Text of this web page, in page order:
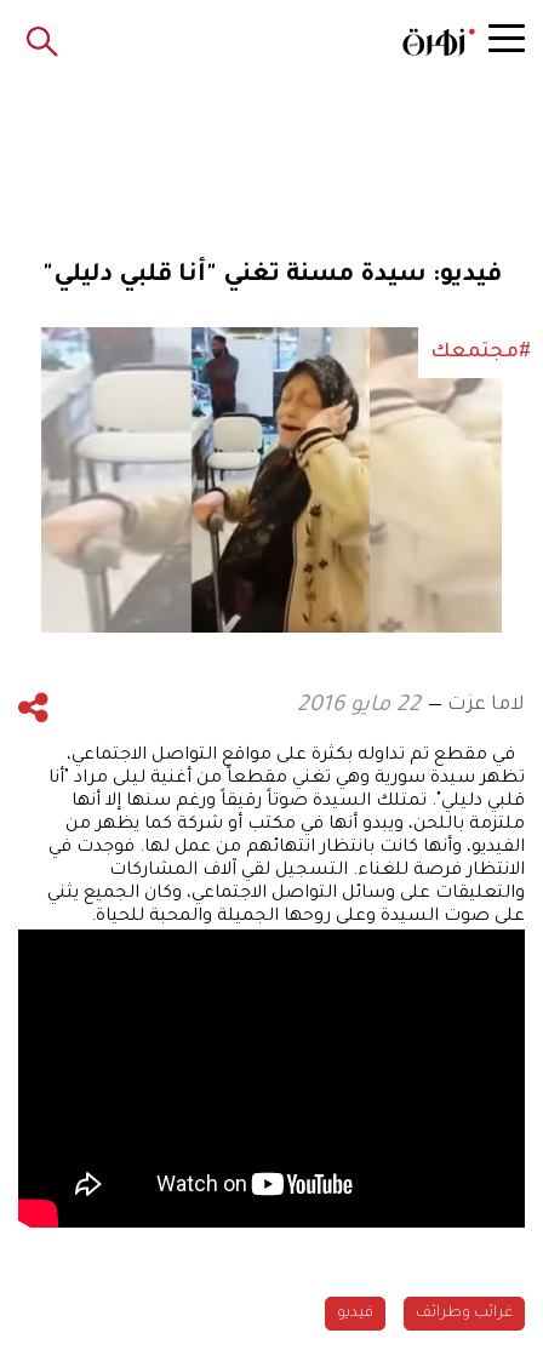
فيديو: سيدة مسنة تغني "أنا قلبي دليلي"
#مجتمعك
لاما عزت 22 مايو 2016
في مقطع تم تداوله بكثرة على مواقع التواصل الاجتماعي،
تظهر سيدة سورية وهي تغني مقطعاً من أغنية ليلى مراد "أنا
قلبي دليلي". تمتلك السيدة صوتاً رقيقاً ورغم سنها إلا أنها
ملتزمة باللحن، ويبدو أنها في مكتب أو شركة كما يظهر من
الفيديو، وأنها كانت بانتظار انتهائهم من عمل لها. فوجدت في
الانتظار فرصة للغناء. التسجيل لقي آلاف المشاركات
والتعليقات على وسائل التواصل الاجتماعي، وكان الجميع يثني
على صوت السيدة وعلى روحها الجميلة والمحبة للحياة.
غرائب وطرائف فيديو